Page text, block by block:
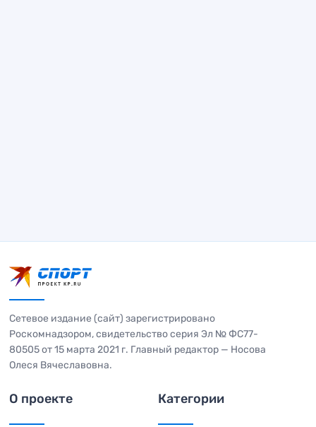
Сетевое издание (сайт) зарегистрировано
Роскомнадзором, свидетельство серия Эл № ФС77-
80505 от 15 марта 2021 г. Главный редактор — Носова
Олеся Вячеславовна.
О проекте Категории